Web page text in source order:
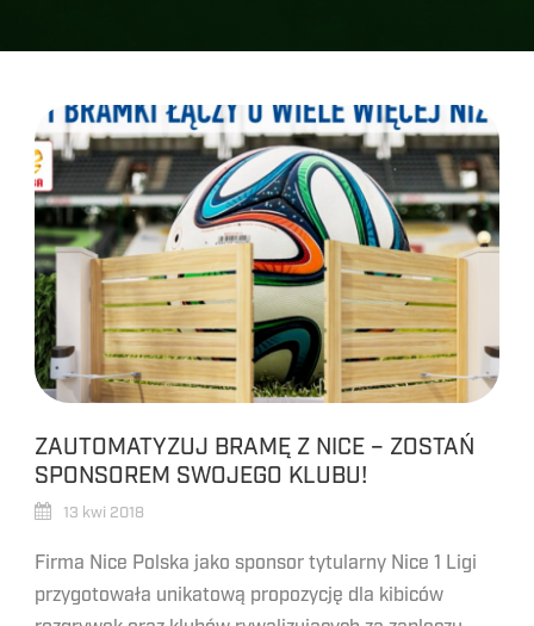
ZAUTOMATYZUJ BRAMĘ Z NICE – ZOSTAŃ
SPONSOREM SWOJEGO KLUBU!
13 kwi 2018
Firma Nice Polska jako sponsor tytularny Nice 1 Ligi
przygotowała unikatową propozycję dla kibiców